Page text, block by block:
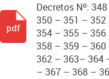
Decretos Nº:
350 – 351 –
354 – 355 –
358 – 359 –
362 – 363– 364
– 367 – 368 –
pdf